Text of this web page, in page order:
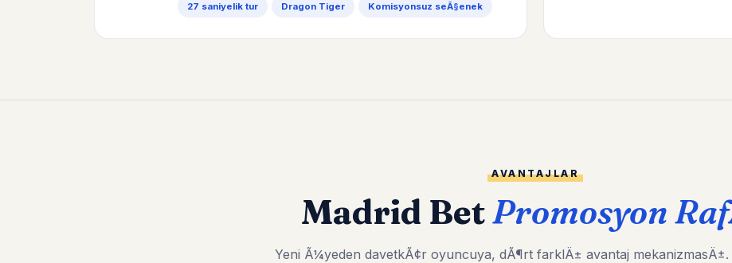
27 saniyelik tur Dragon Tiger Komisyonsuz seÃ§enek
AVANTAJLAR
Madrid BetPromosyon
Yeni Ã¼yeden davetkÃ¢r oyuncuya, dÃ¶rt farklÄ± avantaj